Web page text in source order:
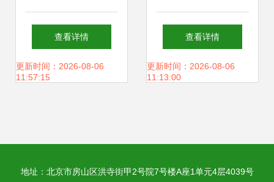
测 全能兼容与紫光
魅力的结合
查看详情
更新时间：2026-08-06
11:57:15
平板与电源适配器
的前世今生
查看详情
更新时间：2026-08-06
11:13:00
地址：北京市房山区洪寺街甲2号院7号楼A座1单元4层4039号